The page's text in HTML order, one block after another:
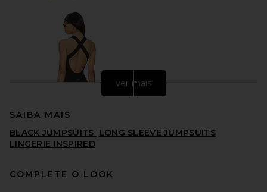
ver mais
SAIBA MAIS
BLACK JUMPSUITS LONG SLEEVE JUMPSUITS
LINGERIE INSPIRED
COMPLETE O LOOK